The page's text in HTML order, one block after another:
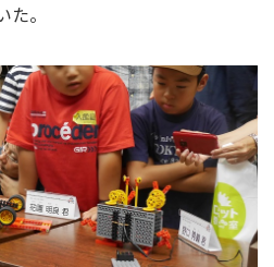
。